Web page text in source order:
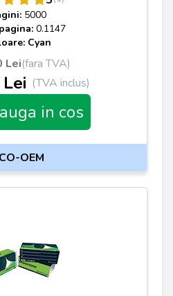
5000
0.1147
Cyan
Lei(fara TVA)
(TVA inclus)
in cos
OEM